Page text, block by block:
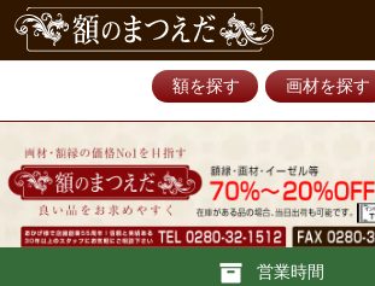
額を探す 画材を探す
営業時間